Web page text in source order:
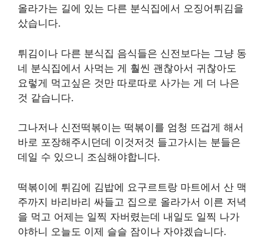
올라가는 길에 있는 다른 분식집에서 오징어튀김을
샀습니다.
튀김이나 다른 분식집 음식들은 신전보다는 그냥 동
네 분식집에서 사먹는 게 훨씬 괜찮아서 귀찮아도
요렇게 먹고싶은 것만 따로따로 사가는 게 더 나은
것 같습니다.
그나저나 신전떡볶이는 떡볶이를 엄청 뜨겁게 해서
바로 포장해주시던데 이것저것 들고가시는 분들은
데일 수 있으니 조심해야합니다.
떡볶이에 튀김에 김밥에 요구르트랑 마트에서 산 맥
주까지 바리바리 싸들고 집으로 올라가서 이른 저녁
을 먹고 어제는 일찍 자버렸는데 내일도 일찍 나가
야하니 오늘도 이제 슬슬 잠이나 자야겠습니다.